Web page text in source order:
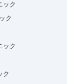
ック
ク
ック
ク